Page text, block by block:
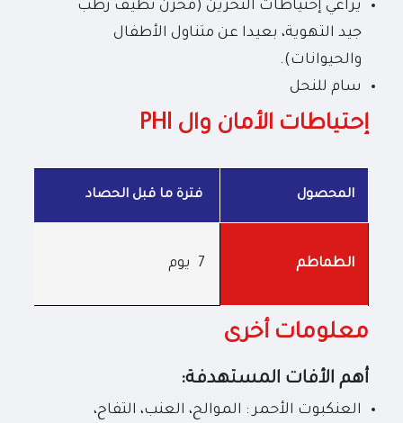
يراعي إحتياطات التخزين (مخزن نظيف رطب
جيد التهوية، بعيدا عن متناول الأطفال
والحيوانات).
سام للنحل
إحتياطات الأمان وال PHI
المحصول فترة ما قبل الحصاد
الطماطم
معلومات أخرى
أهم الأفات المستهدفة:
العنكبوت الأحمر : الموالح، العنب، التفاح،